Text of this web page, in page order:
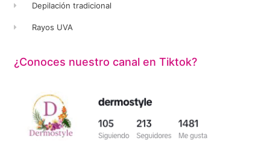
Depilación tradicional
Rayos UVA
¿Conoces nuestro canal en Tiktok?